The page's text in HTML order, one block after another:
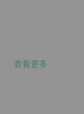
只有一個,
店家購買證明‼
查看更多
與細節